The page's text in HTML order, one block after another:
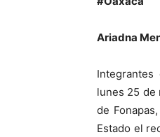
Ariadna
Integrantes
lunes 25 de
de
Estado el